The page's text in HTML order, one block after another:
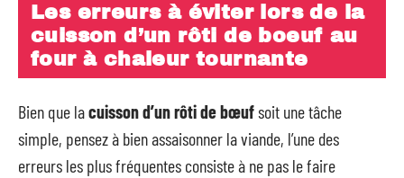
Les erreurs à éviter lors de la
cuisson d’un rôti de boeuf au
four à chaleur tournante
Bien que lacuisson d’un rôti de bœufsoit une tâche
simple, pensez à bien assaisonner la viande, l’une des
erreurs les plus fréquentes consiste à ne pas le faire